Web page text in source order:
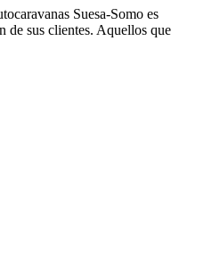
Suesa-Somo es
de sus clientes. Aquellos que